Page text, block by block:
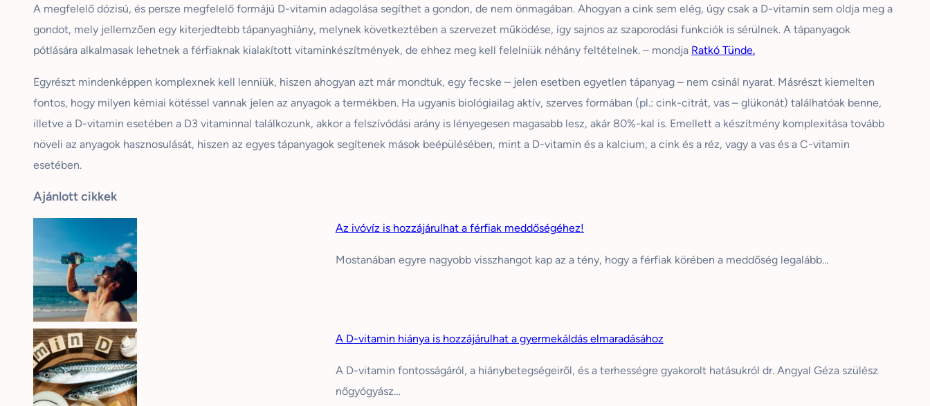
A megfelelő dózisú, és persze megfelelő formájú D-vitamin adagolása segíthet a gondon, de nem önmagában. Ahogyan a cink sem elég, úgy csak a D-vitamin sem oldja meg a
gondot, mely jellemzően egy kiterjedtebb tápanyaghiány, melynek következtében a szervezet működése, így sajnos az szaporodási funkciók is sérülnek. A tápanyagok
pótlására alkalmasak lehetnek a férfiaknak kialakított vitaminkészítmények, de ehhez meg kell felelniük néhány feltételnek. – mondja Ratkó Tünde.
Egyrészt mindenképpen komplexnek kell lenniük, hiszen ahogyan azt már mondtuk, egy fecske – jelen esetben egyetlen tápanyag – nem csinál nyarat. Másrészt kiemelten
fontos, hogy milyen kémiai kötéssel vannak jelen az anyagok a termékben. Ha ugyanis biológiailag aktív, szerves formában (pl.: cink-citrát, vas – glükonát) találhatóak benne,
illetve a D-vitamin esetében a D3 vitaminnal találkozunk, akkor a felszívódási arány is lényegesen magasabb lesz, akár 80%-kal is. Emellett a készítmény komplexitása tovább
növeli az anyagok hasznosulását, hiszen az egyes tápanyagok segítenek mások beépülésében, mint a D-vitamin és a kalcium, a cink és a réz, vagy a vas és a C-vitamin
esetében.
Ajánlott cikkek
Az ivóvíz is hozzájárulhat a férfiak meddőségéhez!
Mostanában egyre nagyobb visszhangot kap az a tény, hogy a férfiak körében a meddőség legalább…
A D-vitamin hiánya is hozzájárulhat a gyermekáldás elmaradásához
A D-vitamin fontosságáról, a hiánybetegségeiről, és a terhességre gyakorolt hatásukról dr. Angyal Géza szülész
nőgyógyász…